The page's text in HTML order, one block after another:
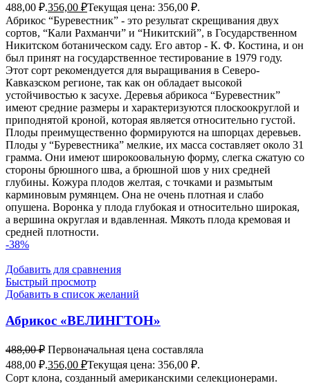
488,00 ₽.356,00 ₽Текущая цена: 356,00 ₽.
Абрикос “Буревестник” - это результат скрещивания двух
сортов, “Кали Рахманчи” и “Никитский”, в Государственном
Никитском ботаническом саду. Его автор - К. Ф. Костина, и он
был принят на государственное тестирование в 1979 году.
Этот сорт рекомендуется для выращивания в Северо-
Кавказском регионе, так как он обладает высокой
устойчивостью к засухе. Деревья абрикоса “Буревестник”
имеют средние размеры и характеризуются плоскоокруглой и
приподнятой кроной, которая является относительно густой.
Плоды преимущественно формируются на шпорцах деревьев.
Плоды у “Буревестника” мелкие, их масса составляет около 31
грамма. Они имеют широкоовальную форму, слегка сжатую со
стороны брюшного шва, а брюшной шов у них средней
глубины. Кожура плодов желтая, с точками и размытым
карминовым румянцем. Она не очень плотная и слабо
опушена. Воронка у плода глубокая и относительно широкая,
а вершина округлая и вдавленная. Мякоть плода кремовая и
средней плотности.
-38%
Добавить для сравнения
Быстрый просмотр
Добавить в список желаний
Абрикос «ВЕЛИНГТОН»
488,00₽ Первоначальная цена составляла
488,00 ₽.356,00 ₽Текущая цена: 356,00 ₽.
Сорт клона, созданный американскими селекционерами.